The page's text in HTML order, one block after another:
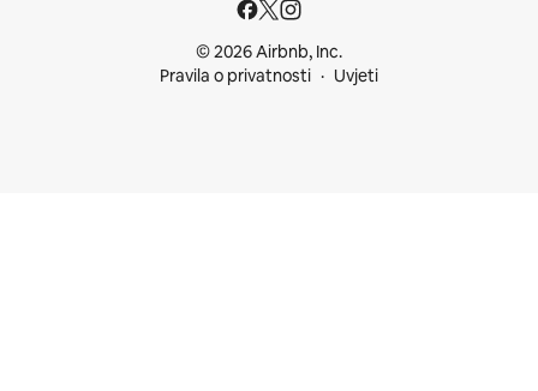
© 2026 Airbnb, Inc.
Pravila o privatnosti
Uvjeti